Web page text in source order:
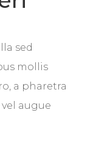
sed
mollis
a pharetra
augue